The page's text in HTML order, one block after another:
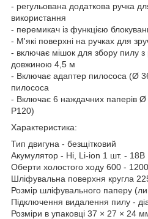
- регульована додаткова ручка
використання
- перемикач із функцією
- М'які поверхні на ручках для
- включає мішок для збору пилу
довжиною 4,5 м
- Включає адаптер пилососа (Ø
пилососа
- Включає 6 наждачних паперів
P120)
Характеристика:
Тип двигуна - безщітковий
Акумулятор - Ні, Li-ion 1 шт. - 18В
Оберти холостого ходу 600 -
Шліфувальна поверхня кругла
Розмір шліфувального паперу
Підключення видалення пилу -
Розміри в упаковці 37 × 27 × 24